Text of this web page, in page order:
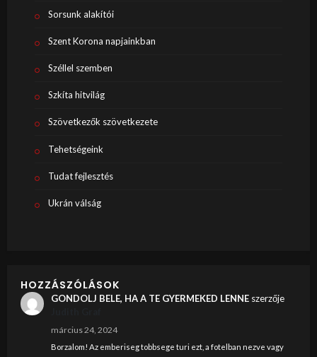
Sorsunk alakítói
Szent Korona napjainkban
Széllel szemben
Szkíta hitvilág
Szövetkezők szövetkezete
Tehetségeink
Tudat fejlesztés
Ukrán válság
HOZZÁSZÓLÁSOK
GONDOLJ BELE, HA A TE GYERMEKED LENNEszerzője
március 24, 2024
Borzalom! Az emberiseg tobbsege turi ezt, a fotelban nezve vagy